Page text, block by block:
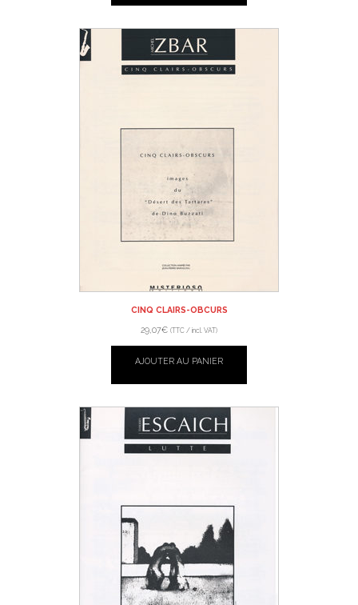
CINQ CLAIRS-OBCURS
29,07€ (TTC / incl. VAT)
AJOUTER AU PANIER